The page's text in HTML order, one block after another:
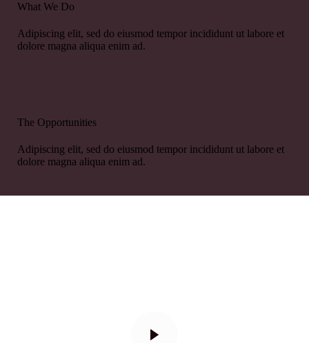
What We Do
Adipiscing elit, sed do eiusmod tempor incididunt ut labore et
dolore magna aliqua enim ad.
The Opportunities
Adipiscing elit, sed do eiusmod tempor incididunt ut labore et
dolore magna aliqua enim ad.